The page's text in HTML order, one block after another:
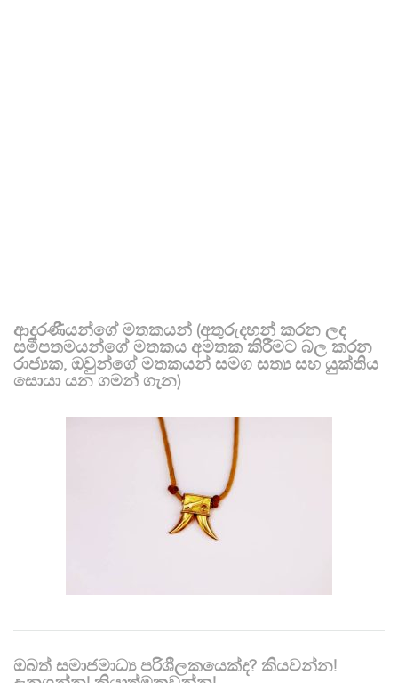
ආදරණීයන්ගේ මතකයන් (අතුරුදහන් කරන ලද
සමීපතමයන්ගේ මතකය අමතක කිරීමට බල කරන
රාජ්‍යක, ඔවුන්ගේ මතකයන් සමග සත්‍ය සහ යුක්තිය
සොයා යන ගමන් ගැන)
ඔබත් සමාජමාධ්‍ය පරිශීලකයෙක්ද? කියවන්න!